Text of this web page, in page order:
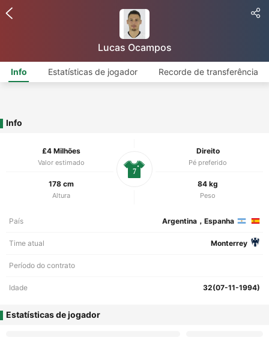
Lucas Ocampos
Info Estatísticas de jogador Recorde de transferência
Info
£4 Milhões
Valor estimado
Direito
Pé preferido
178 cm
Altura
84 kg
Peso
7
País Argentina，Espanha
Time atual Monterrey
Período do contrato
Idade 32(07-11-1994)
Estatísticas de jogador